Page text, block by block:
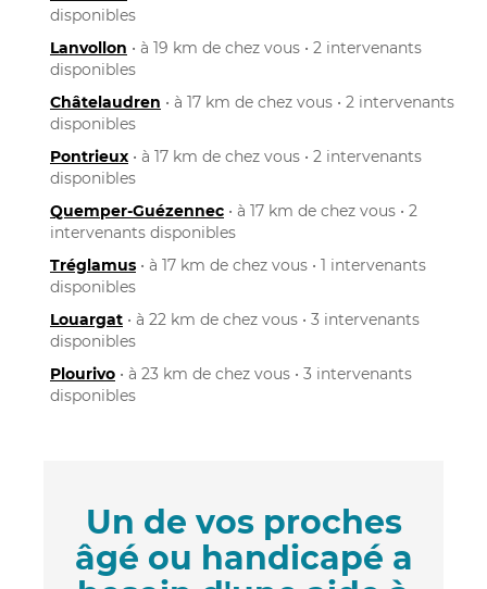
disponibles
Lanvollon • à 19 km de chez vous • 2 intervenants
disponibles
Châtelaudren • à 17 km de chez vous • 2 intervenants
disponibles
Pontrieux • à 17 km de chez vous • 2 intervenants
disponibles
Quemper-Guézennec • à 17 km de chez vous • 2
intervenants disponibles
Tréglamus • à 17 km de chez vous • 1 intervenants
disponibles
Louargat • à 22 km de chez vous • 3 intervenants
disponibles
Plourivo • à 23 km de chez vous • 3 intervenants
disponibles
Un de vos proches
âgé ou handicapé a